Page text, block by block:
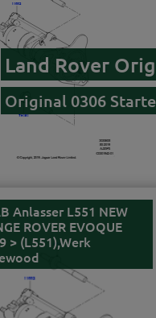
Land Rover
Original 0306
Anlasser L551 NEW
ROVER EVOQUE
> (L551),Werk